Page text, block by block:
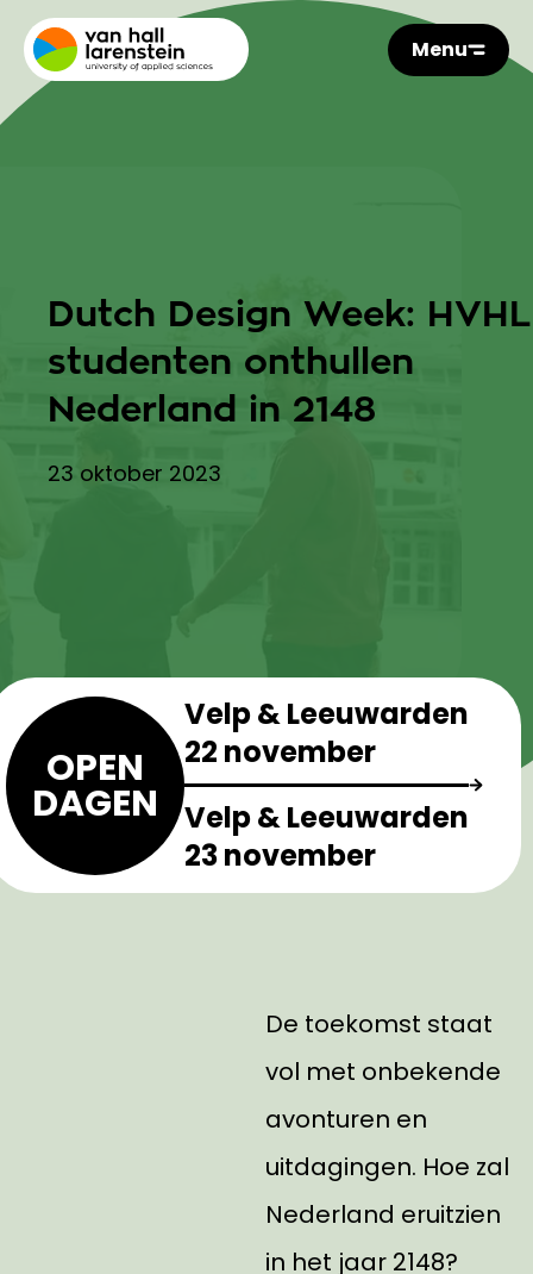
Menu
Dutch Design Week: HVHL
studenten onthullen
Nederland in 2148
23 oktober 2023
OPEN
DAGEN
Velp & Leeuwarden
22 november
Velp & Leeuwarden
23 november
De toekomst staat
vol met onbekende
avonturen en
uitdagingen. Hoe zal
Nederland eruitzien
in het jaar 2148?